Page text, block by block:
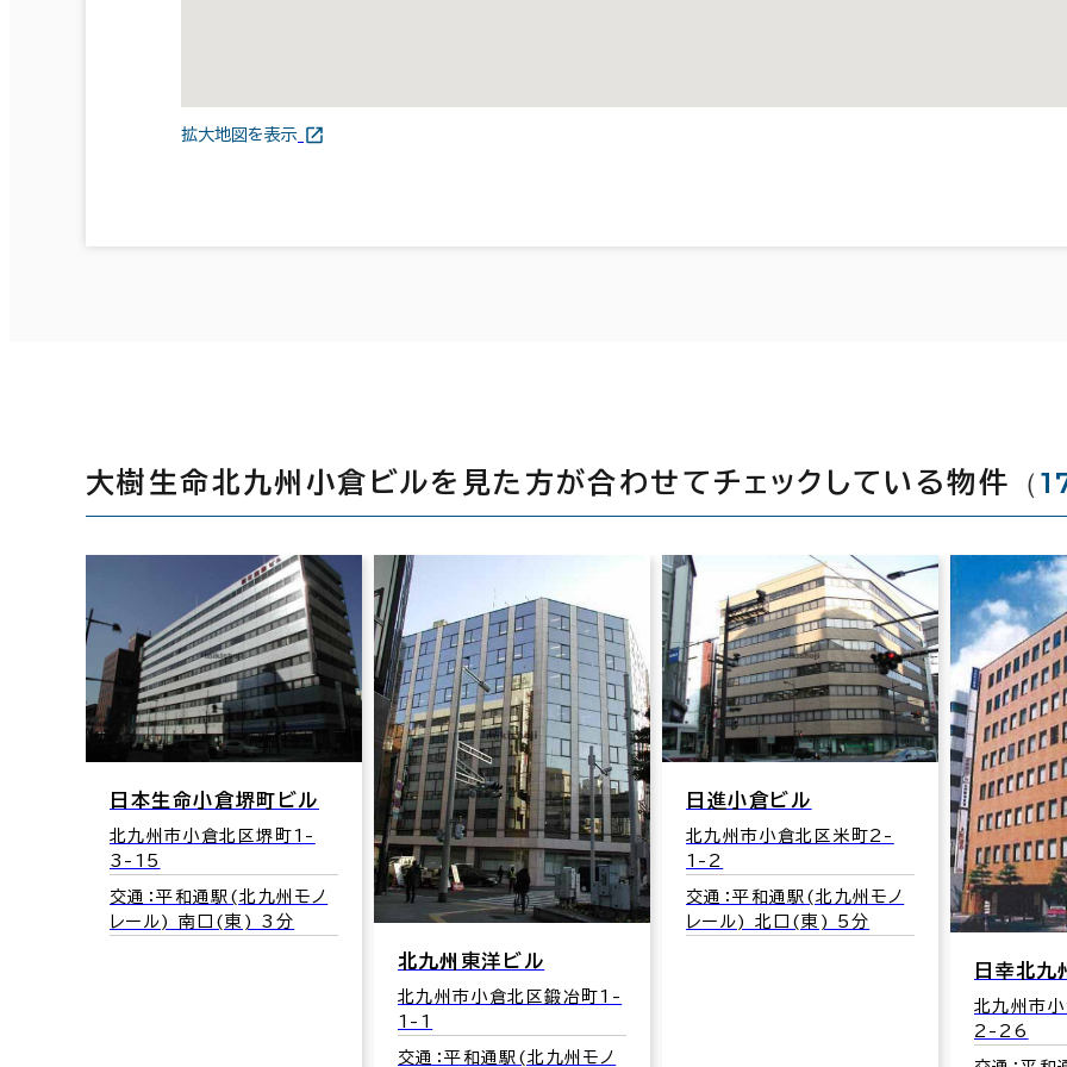
拡大地図を表示
大樹生命北九州小倉ビルを見た方が合わせてチェックしている物件 （
日本生命小倉堺町ビル
北九州市小倉北区堺町1-
3-15
交通：平和通駅(北九州モノ
レール) 南口(東) 3分
北九州東洋ビル
北九州市小倉北区鍛冶町1-
1-1
交通：平和通駅(北九州モノ
日進小倉ビル
北九州市小倉北区米町2-
1-2
交通：平和通駅(北九州モノ
レール) 北口(東) 5分
日幸北九
北九州市
2-26